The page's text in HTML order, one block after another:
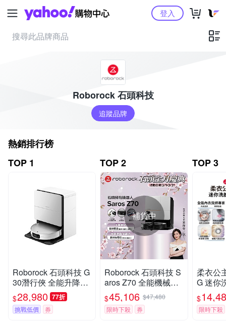
Yahoo購物中心登入
Roborock 石頭科技
追蹤品牌
熱銷排行榜
TOP 1
Roborock 石頭科技 G
30潛行俠 全能升降極
淨王者 (智慧升降全域
LDS/超薄7.98/聲波恆
濕拖地/22000Pa)
$28,980 77折
挑戰低價 券
TOP 2
補貨中
Roborock 石頭科技 S
aros Z70 全能機械手
臂旗艦掃拖王者(機械
手臂/零纏繞/22000P
a/7.98超薄/80度熱洗)
$45,106 $47,480
限時下殺
券
TOP 3
柔衣公
G 迷你
洗衣
漬洗/立
證/
$
限時下殺